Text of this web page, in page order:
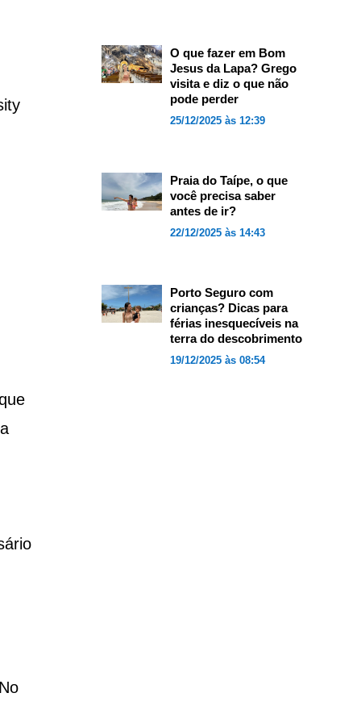
O que fazer em Bom
Jesus da Lapa? Grego
visita e diz o que não
pode perder
25/12/2025 às 12:39
Praia do Taípe, o que
você precisa saber
antes de ir?
22/12/2025 às 14:43
Porto Seguro com
crianças? Dicas para
férias inesquecíveis na
terra do descobrimento
19/12/2025 às 08:54